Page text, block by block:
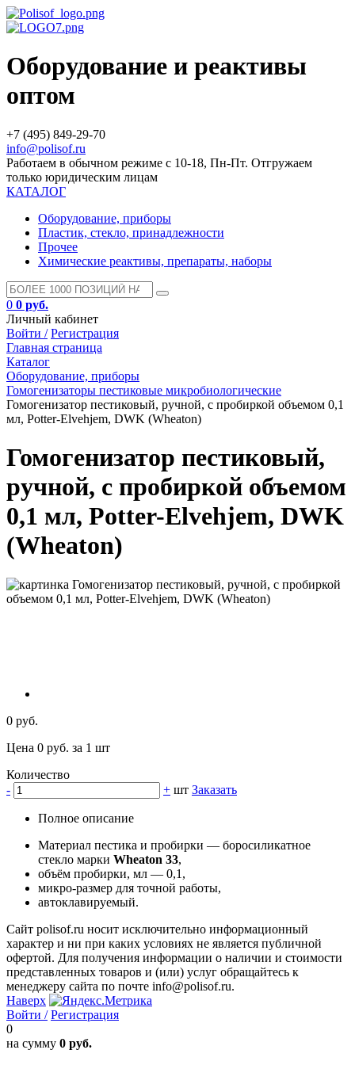
Оборудование и реактивы
оптом
+7 (495) 849-29-70
info@polisof.ru
Работаем в обычном режиме с 10-18, Пн-Пт. Отгружаем
только юридическим лицам
КАТАЛОГ
Оборудование, приборы
Пластик, стекло, принадлежности
Прочее
Химические реактивы, препараты, наборы
0 0 руб.
Личный кабинет
Войти / Регистрация
Главная страница
Каталог
Оборудование, приборы
Гомогенизаторы пестиковые микробиологические
Гомогенизатор пестиковый, ручной, с пробиркой объемом 0,1
мл, Potter-Elvehjem, DWK (Wheaton)
Гомогенизатор пестиковый,
ручной, с пробиркой объемом
0,1 мл, Potter-Elvehjem, DWK
(Wheaton)
0 руб.
Цена 0 руб. за 1 шт
Количество
-
+ шт Заказать
Полное описание
Материал пестика и пробирки — боросиликатное
стекло марки Wheaton 33,
объём пробирки, мл — 0,1,
микро-размер для точной работы,
автоклавируемый.
Сайт polisof.ru носит исключительно информационный
характер и ни при каких условиях не является публичной
офертой. Для получения информации о наличии и стоимости
представленных товаров и (или) услуг обращайтесь к
менеджеру сайта по почте info@polisof.ru.
Наверх
Войти / Регистрация
0
на сумму 0 руб.